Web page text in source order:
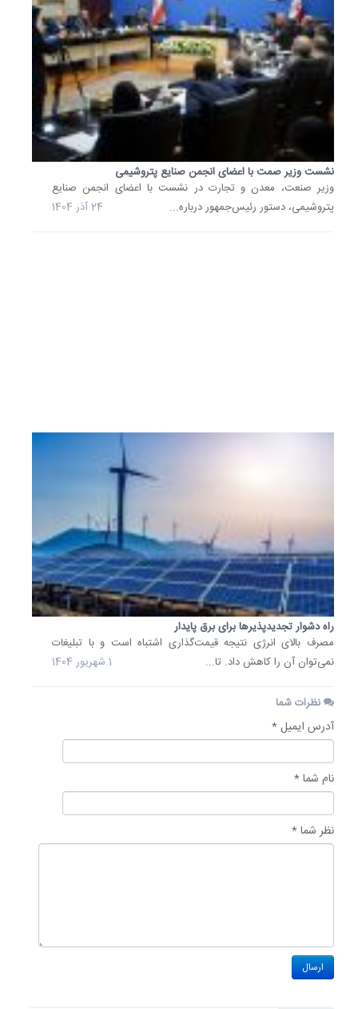
نشست وزیر صمت با اعضای انجمن صنایع پتروشیمی
وزیر صنعت، معدن و تجارت در نشست با اعضای انجمن صنایع
پتروشیمی، دستور رئیس‌جمهور درباره...
24 آذر 1404
راه دشوار تجدیدپذیرها برای برق پایدار
مصرف بالای انرژی نتیجه قیمت‌گذاری اشتباه است و با تبلیغات
نمی‌توان آن را کاهش داد. تا...
1 شهریور 1404
نظرات شما
آدرس ایمیل *
نام شما *
نظر شما *